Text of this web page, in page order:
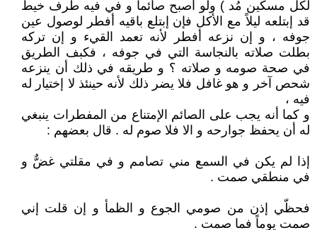
لكل مسكين مُد ) ولو أصبح صائماً و في فيه طرف خيط
قد إبتلعه ليلاً مع الأكل فإن إبتلع باقيه أفطر لوصول عين
جوفه ، و إن نزعه أفطر لأنه تعمد القيء و إن تركه
بطلت صلاته بالنجاسة التي في جوفه ، فكبف الطريق
في صحة صومه و صلاته ؟ و طريقه في ذلك أن ينزعه
شحص آخر و هو غافل فلا يضر ذلك لأنه حينئذ لا إختيار له
فيه ،
و كما أنه يجب على الصائم الإمتناع من المفطرات ينبغي
له أن يحفظ جوارحه و الا فلا صوم له . قال بعضهم :
إذا لم يكن في السمع مني تصامم و في مقلتي غضٌّ و
في منطقي صمت .
فحظّي إذن من صومي الجوع و الظمأ و إن قلت إني
صمت يوماً فما صمت .